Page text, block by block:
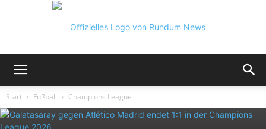
Start Fußball Champions League